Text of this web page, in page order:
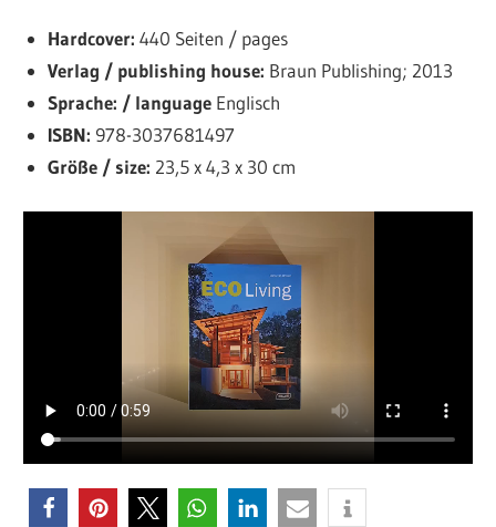
Hardcover: 440 Seiten / pages
Verlag / publishing house: Braun Publishing; 2013
Sprache: / languageEnglisch
ISBN: 978-3037681497
Größe / size: 23,5 x 4,3 x 30 cm